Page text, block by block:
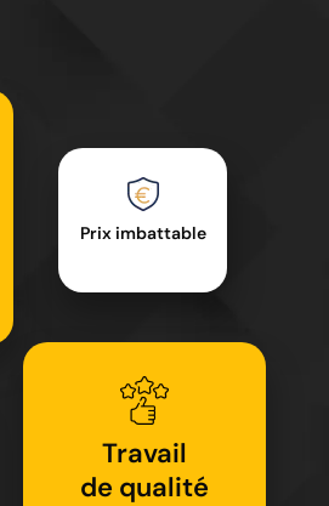
Prix imbattable
Travail
de qualité